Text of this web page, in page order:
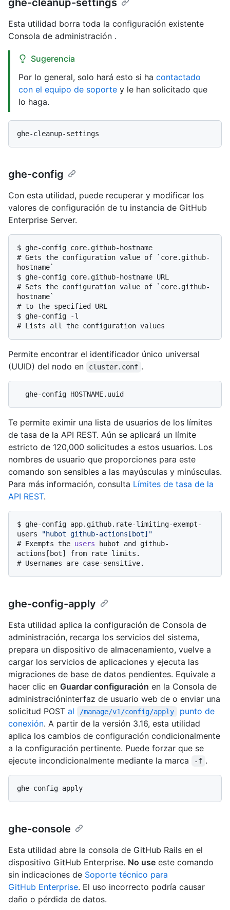
ghe-cleanup-settings
Esta utilidad borra toda la configuración existente
Consola de administración .
Sugerencia
Por lo general, solo hará esto si ha contactado
con el equipo de soporte y le han solicitado que
lo haga.
ghe-config
Con esta utilidad, puede recuperar y modificar los
valores de configuración de tu instancia de GitHub
Enterprise Server.
$ ghe-config core.github-hostname
# Gets the configuration value of `core.github-
hostname`
$ ghe-config core.github-hostname URL
# Sets the configuration value of `core.github-
hostname`
# to the specified URL
$ ghe-config -l
# Lists all the configuration values
Permite encontrar el identificador único universal
(UUID) del nodo en
cluster.conf .
Te permite eximir una lista de usuarios de los límites
de tasa de la API REST. Aún se aplicará un límite
estricto de 120,000 solicitudes a estos usuarios. Los
nombres de usuario que proporciones para este
comando son sensibles a las mayúsculas y minúsculas.
Para más información, consulta Límites de tasa de la
API REST.
$ ghe-config app.github.rate-limiting-exempt-
users
"hubot github-actions[bot]"
# Exempts the users hubot and github-
actions[bot] from rate limits.
# Usernames are case-sensitive.
ghe-config-apply
Esta utilidad aplica la configuración de Consola de
administración, recarga los servicios del sistema,
prepara un dispositivo de almacenamiento, vuelve a
cargar los servicios de aplicaciones y ejecuta las
migraciones de base de datos pendientes. Equivale a
hacer clic en Guardar configuración en la Consola de
administracióninterfaz de usuario web de o enviar una
solicitud POST al /manage/v1/config/apply
punto de
conexión. A partir de la versión 3.16, esta utilidad
aplica los cambios de configuración condicionalmente
a la configuración pertinente. Puede forzar que se
ejecute incondicionalmente mediante la marca
-f .
ghe-console
Esta utilidad abre la consola de GitHub Rails en el
dispositivo GitHub Enterprise. No use este comando
sin indicaciones de Soporte técnico para
GitHub Enterprise. El uso incorrecto podría causar
daño o pérdida de datos.